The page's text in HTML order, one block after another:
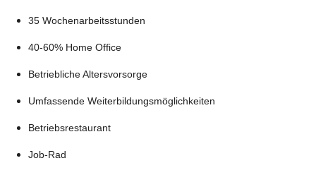
35 Wochenarbeitsstunden
40-60% Home Office
Betriebliche Altersvorsorge
Umfassende Weiterbildungsmöglichkeiten
Betriebsrestaurant
Job-Rad